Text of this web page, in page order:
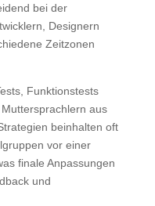
bei der
Designern
Zeitzonen
Funktionstests
aus
beinhalten oft
vor einer
finale Anpassungen
und